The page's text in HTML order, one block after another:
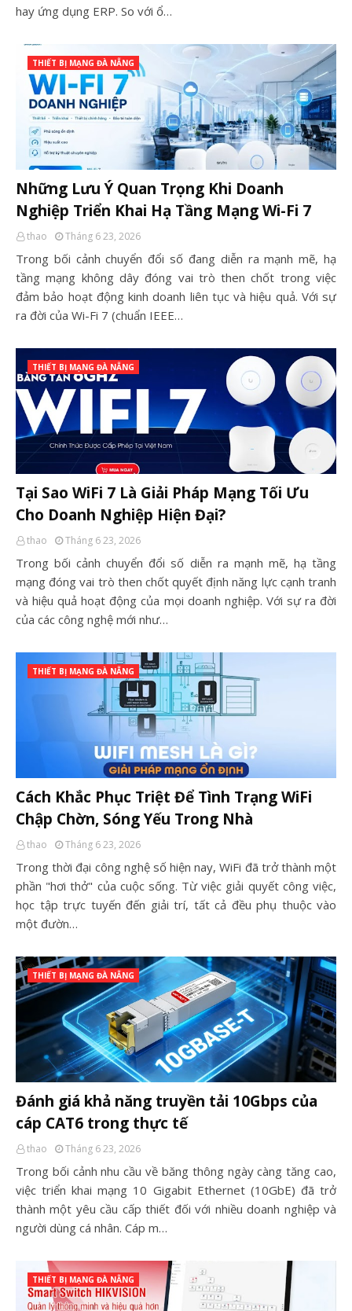
hay ứng dụng ERP. So với ổ…
THIẾT BỊ MẠNG ĐÀ NẴNG
Những Lưu Ý Quan Trọng Khi Doanh
Nghiệp Triển Khai Hạ Tầng Mạng Wi-Fi 7
thao Tháng 6 23, 2026
Trong bối cảnh chuyển đổi số đang diễn ra mạnh mẽ, hạ
tầng mạng không dây đóng vai trò then chốt trong việc
đảm bảo hoạt động kinh doanh liên tục và hiệu quả. Với sự
ra đời của Wi-Fi 7 (chuẩn IEEE…
THIẾT BỊ MẠNG ĐÀ NẴNG
Tại Sao WiFi 7 Là Giải Pháp Mạng Tối Ưu
Cho Doanh Nghiệp Hiện Đại?
thao Tháng 6 23, 2026
Trong bối cảnh chuyển đổi số diễn ra mạnh mẽ, hạ tầng
mạng đóng vai trò then chốt quyết định năng lực cạnh tranh
và hiệu quả hoạt động của mọi doanh nghiệp. Với sự ra đời
của các công nghệ mới như…
THIẾT BỊ MẠNG ĐÀ NẴNG
Cách Khắc Phục Triệt Để Tình Trạng WiFi
Chập Chờn, Sóng Yếu Trong Nhà
thao Tháng 6 23, 2026
Trong thời đại công nghệ số hiện nay, WiFi đã trở thành một
phần "hơi thở" của cuộc sống. Từ việc giải quyết công việc,
học tập trực tuyến đến giải trí, tất cả đều phụ thuộc vào
một đườn…
THIẾT BỊ MẠNG ĐÀ NẴNG
Đánh giá khả năng truyền tải 10Gbps của
cáp CAT6 trong thực tế
thao Tháng 6 23, 2026
Trong bối cảnh nhu cầu về băng thông ngày càng tăng cao,
việc triển khai mạng 10 Gigabit Ethernet (10GbE) đã trở
thành một yêu cầu cấp thiết đối với nhiều doanh nghiệp và
người dùng cá nhân. Cáp m…
THIẾT BỊ MẠNG ĐÀ NẴNG